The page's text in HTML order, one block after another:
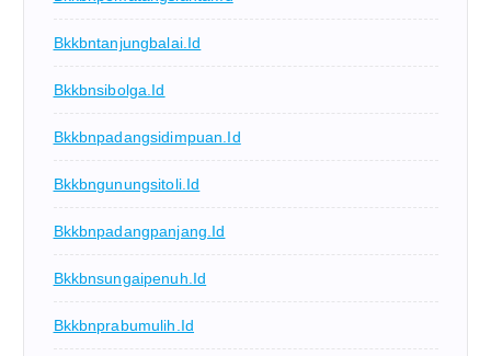
Bkkbntanjungbalai.id
Bkkbnsibolga.id
Bkkbnpadangsidimpuan.id
Bkkbngunungsitoli.id
Bkkbnpadangpanjang.id
Bkkbnsungaipenuh.id
Bkkbnprabumulih.id